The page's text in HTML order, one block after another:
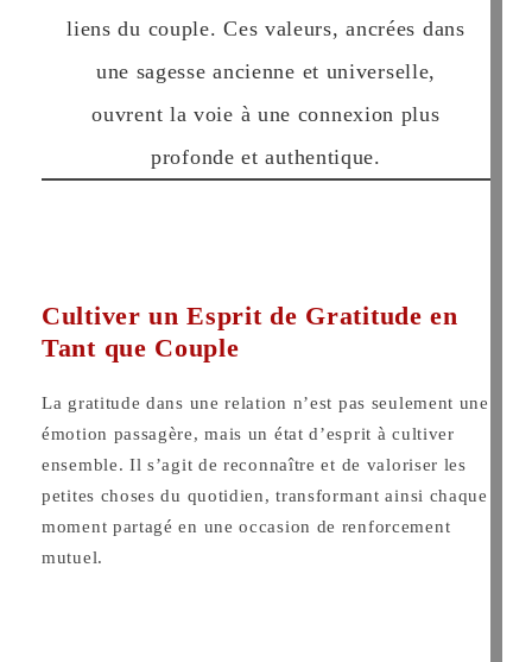
liens du couple. Ces valeurs, ancrées dans
une sagesse ancienne et universelle,
ouvrent la voie à une connexion plus
profonde et authentique.
Cultiver un Esprit de Gratitude en
Tant que Couple
La gratitude dans une relation n’est pas seulement une
émotion passagère, mais un état d’esprit à cultiver
ensemble. Il s’agit de reconnaître et de valoriser les
petites choses du quotidien, transformant ainsi chaque
moment partagé en une occasion de renforcement
mutuel.